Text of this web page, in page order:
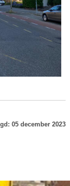
05 december 2023